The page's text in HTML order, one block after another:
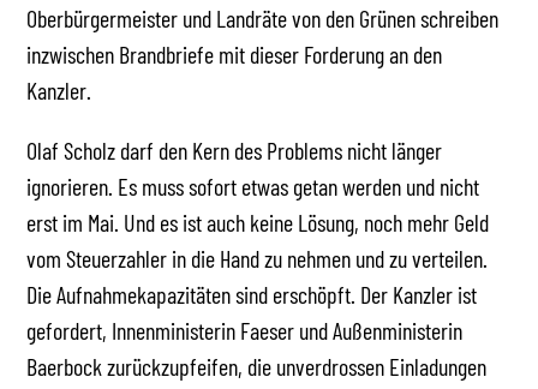
Oberbürgermeister und Landräte von den Grünen schreiben
inzwischen Brandbriefe mit dieser Forderung an den
Kanzler.
Olaf Scholz darf den Kern des Problems nicht länger
ignorieren. Es muss sofort etwas getan werden und nicht
erst im Mai. Und es ist auch keine Lösung, noch mehr Geld
vom Steuerzahler in die Hand zu nehmen und zu verteilen.
Die Aufnahmekapazitäten sind erschöpft. Der Kanzler ist
gefordert, Innenministerin Faeser und Außenministerin
Baerbock zurückzupfeifen, die unverdrossen Einladungen